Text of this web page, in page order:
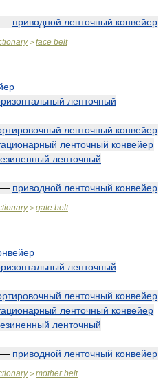
— приводной ленточный конвейер
> face belt
ленточный
ленточный конвейер
ленточный конвейер
ленточный
— приводной ленточный конвейер
> gate belt
ленточный
ленточный конвейер
ленточный конвейер
ленточный
— приводной ленточный конвейер
> mother belt